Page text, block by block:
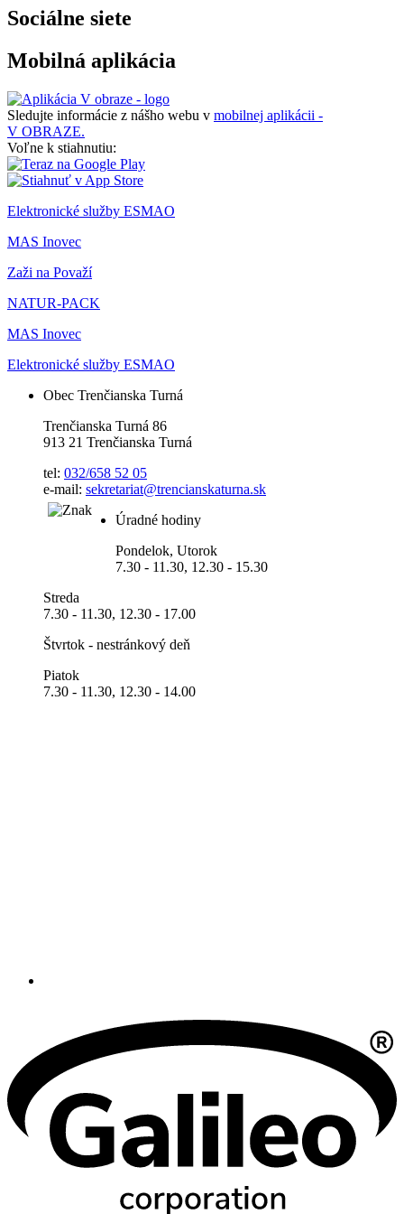
Sociálne siete
Mobilná aplikácia
Sledujte informácie z nášho webu v mobilnej aplikácii -
V OBRAZE.
Voľne k stiahnutiu:
Elektronické služby ESMAO
MAS Inovec
Zaži na Považí
NATUR-PACK
MAS Inovec
Elektronické služby ESMAO
Obec Trenčianska Turná
Trenčianska Turná 86
913 21 Trenčianska Turná
tel: 032/658 52 05
e-mail: sekretariat@trencianskaturna.sk
Úradné hodiny
Pondelok, Utorok
7.30 - 11.30, 12.30 - 15.30
Streda
7.30 - 11.30, 12.30 - 17.00
Štvrtok - nestránkový deň
Piatok
7.30 - 11.30, 12.30 - 14.00